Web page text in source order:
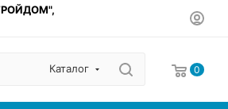
Каталог 0